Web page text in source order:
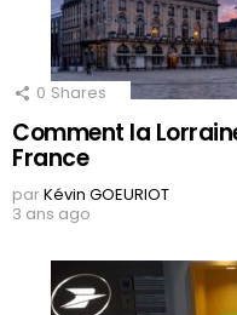
0 Shares
Comment la
France
parKévin GOEURIOT
3 ans ago